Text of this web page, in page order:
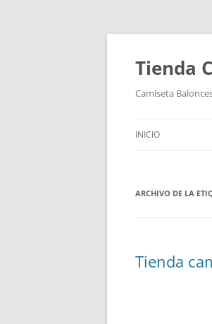
Tienda
Camiseta
INICIO
ARCHIVO DE LA
Tienda